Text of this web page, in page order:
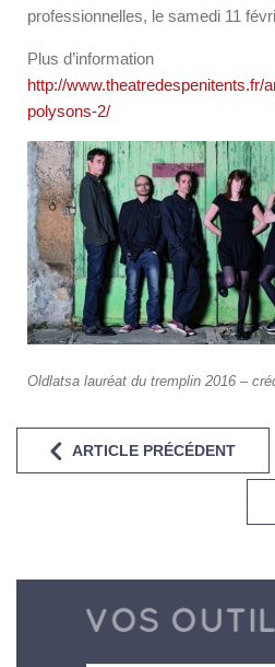
professionnelles, le samedi 11
Plus d’information
http://www.theatredespenitents.fr/
polysons-2/
Oldlatsa lauréat du tremplin 2016 –
ARTICLE PRÉCÉDENT